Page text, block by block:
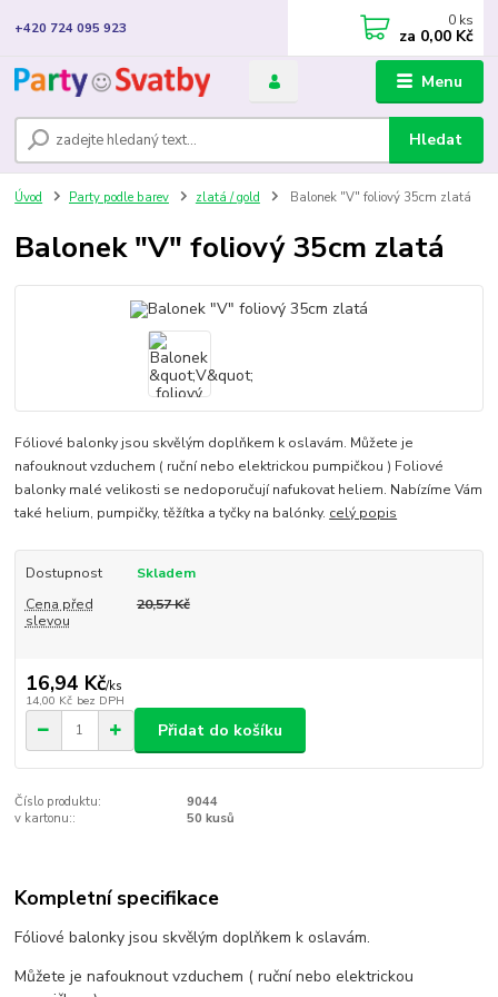
Menu
Hledat
+420 724 095 923 0 ks
za 0,00 Kč
Úvod Party podle barev zlatá / gold Balonek "V" foliový 35cm zlatá
Balonek "V" foliový 35cm zlatá
Fóliové balonky jsou skvělým doplňkem k oslavám. Můžete je
nafouknout vzduchem ( ruční nebo elektrickou pumpičkou ) Foliové
balonky malé velikosti se nedoporučují nafukovat heliem. Nabízíme Vám
také helium, pumpičky, těžítka a tyčky na balónky. celý popis
Dostupnost
Skladem
Cena před
slevou
20,57 Kč
16,94 Kč/ks
14,00 Kč bez DPH
Přidat do košíku
Číslo produktu:
9044
v kartonu::
50 kusů
Kompletní specifikace
Fóliové balonky jsou skvělým doplňkem k oslavám.
Můžete je nafouknout vzduchem ( ruční nebo elektrickou